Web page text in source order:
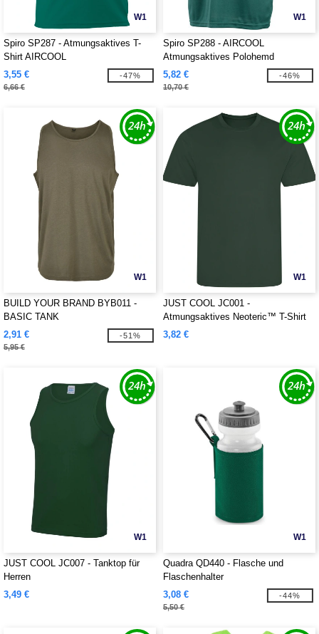
W1
Spiro SP287 - Atmungsaktives T-
Shirt AIRCOOL
3,55 €
6,66 €
-47%
W1
Spiro SP288 - AIRCOOL
Atmungsaktives Polohemd
5,82 €
10,70 €
-46%
W1
BUILD YOUR BRAND BYB011 -
BASIC TANK
2,91 €
5,95 €
-51%
W1
JUST COOL JC001 -
Atmungsaktives Neoteric™ T-Shirt
3,82 €
W1
JUST COOL JC007 - Tanktop für
Herren
3,49 €
W1
Quadra QD440 - Flasche und
Flaschenhalter
3,08 €
5,50 €
-44%